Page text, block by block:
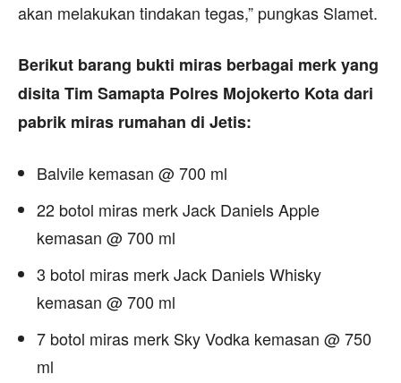
akan melakukan tindakan tegas,” pungkas Slamet.
Berikut barang bukti miras berbagai merk yang
disita Tim Samapta Polres Mojokerto Kota dari
pabrik miras rumahan di Jetis:
Balvile kemasan @ 700 ml
22 botol miras merk Jack Daniels Apple
kemasan @ 700 ml
3 botol miras merk Jack Daniels Whisky
kemasan @ 700 ml
7 botol miras merk Sky Vodka kemasan @ 750
ml